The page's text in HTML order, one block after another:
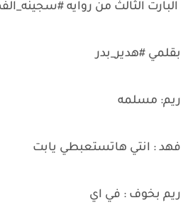
البارت الثالث من روايه
بقلمي #هدير_بدر
ريم: مسلمه
فهد : انتي هاتستعبطي يابت
ريم بخوف : في اي